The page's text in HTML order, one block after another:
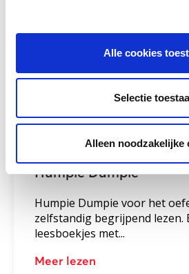
Alle cookies
Selectie
Alleen noodzakelijke
Humpie Dumpie
Humpie Dumpie voor het
zelfstandig begrijpend lezen.
leesboekjes met...
Meer lezen